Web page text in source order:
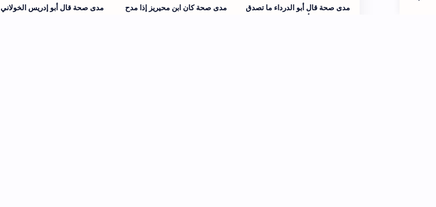
مدى صحة قال أبو الدرداء ما تصدق
مدى صحة كان ابن محيريز إذا مدح
مدى صحة قال أبو إدريس الخولاني